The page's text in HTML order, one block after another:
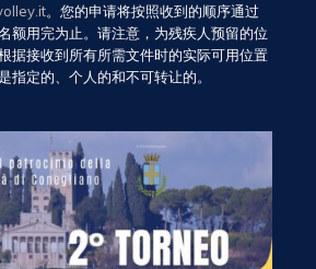
。您的申请将按照收到的顺序通过
额用完为止。请注意，为残疾人预留的位
据接收到所有所需文件时的实际可用位置
指定的、个人的和不可转让的。